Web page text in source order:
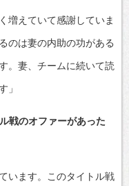
増えていて感謝していま
のは妻の内助の功がある
。妻、チームに続いて読
」
戦のオファーがあった
います。このタイトル戦